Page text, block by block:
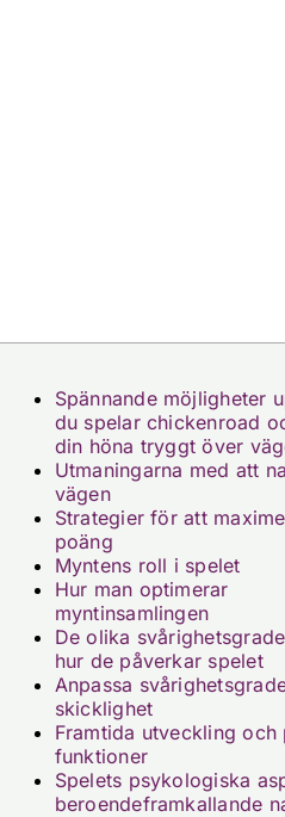
Spännande möjligheter
du spelar chickenroad
din höna tryggt över
Utmaningarna med att
vägen
Strategier för att
poäng
Myntens roll i spelet
Hur man optimerar
myntinsamlingen
De olika
hur de påverkar spelet
Anpassa
skicklighet
Framtida utveckling och
funktioner
Spelets psykologiska
beroendeframkallande